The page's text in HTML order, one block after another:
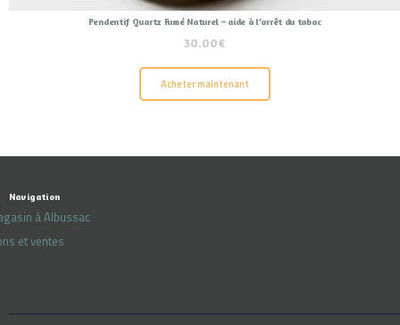
Pendentif Quartz Fumé Naturel – aide à l’arrêt du tabac
30.00€
Acheter maintenant
Navigation
à Albussac
et ventes